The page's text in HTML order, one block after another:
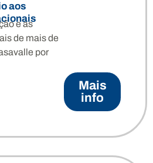
aos
e as
de mais de
por
Mais
info